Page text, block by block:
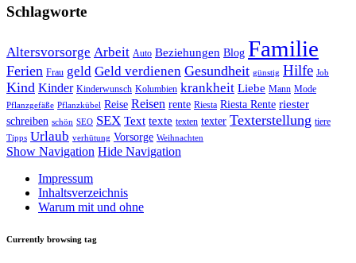
Schlagworte
Altersvorsorge Arbeit Auto Beziehungen Blog Familie
Ferien Frau geld Geld verdienen Gesundheit günstig Hilfe Job
Kind Kinder Kinderwunsch Kolumbien krankheit Liebe Mann Mode
Pflanzgefäße Pflanzkübel Reise Reisen rente Riesta Riesta Rente riester
schreiben schön SEO SEX Text texte texten texter Texterstellung tiere
Tipps Urlaub verhütung Vorsorge Weihnachten
Show Navigation Hide Navigation
Impressum
Inhaltsverzeichnis
Warum mit und ohne
Currently browsing tag